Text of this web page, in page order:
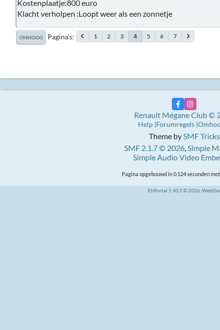
Kostenplaatje:800 euro
Klacht verholpen :Loopt weer als een zonnetje
OMHOOG Pagina's 1 2 3 4 5 6 7
Theme bySMF Tricks
SMF 2.1.7 © 2026,Simple
Simple Audio Video
Renault Mégane Club ©
Help Forumregels
Pagina opgebouwd in 0.124 seconden
EhPortal 1.40.2 © 2026,